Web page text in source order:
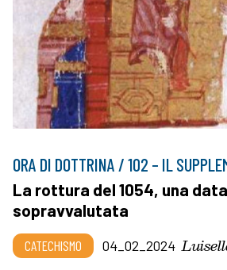
ORA DI DOTTRINA / 102 – IL
La rottura del 1054, una
sopravvalutata
CATECHISMO 04_02_2024